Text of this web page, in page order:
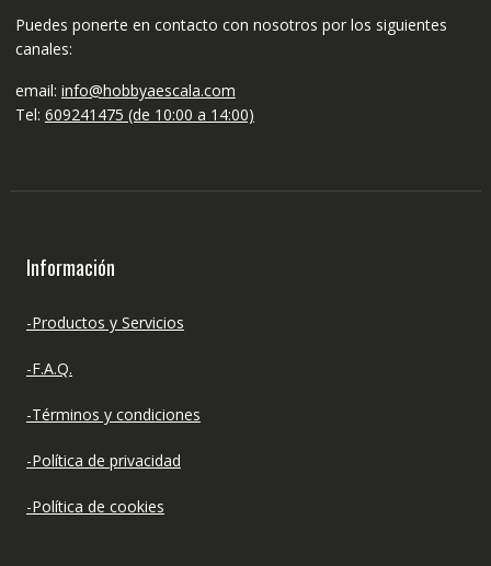
Puedes ponerte en contacto con nosotros por los siguientes
canales:
email: info@hobbyaescala.com
Tel: 609241475 (de 10:00 a 14:00)
Información
-Productos y Servicios
-F.A.Q.
-Términos y condiciones
-Política de privacidad
-Política de cookies